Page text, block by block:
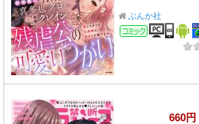
ぶんか社
コミック
660円